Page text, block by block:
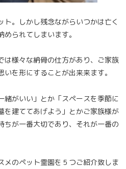
。しかし残念ながらいつかは亡く
られてしまいます。
は様々な納骨の仕方があり、ご家族
を形にすることが出来来ます。
緒がいい」とか「スペースを季節に
を建ててあげよう」とかご家族様が
ちが一番大切であり、それが一番の
メのペット霊園を５つご紹介致しま